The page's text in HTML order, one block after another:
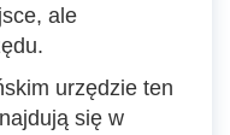
ale
urzędzie ten
się w